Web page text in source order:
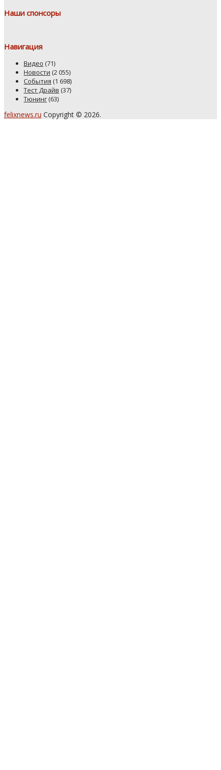
Наши спонсоры
Навигация
Видео (71)
Новости (2 055)
События (1 698)
Тест Драйв (37)
Тюнинг (63)
felixnews.ru Copyright © 2026.